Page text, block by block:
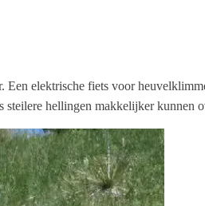
Een elektrische fiets voor
steilere hellingen makkelijker kunnen